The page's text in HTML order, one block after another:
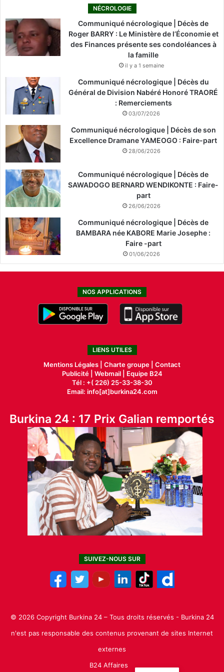
NÉCROLOGIE
Communiqué nécrologique | Décès de
Roger BARRY : Le Ministère de l’Économie et
des Finances présente ses condoléances à
la famille
il y a 1 semaine
Communiqué nécrologique | Décès du
Général de Division Nabéré Honoré TRAORÉ
: Remerciements
03/07/2026
Communiqué nécrologique | Décès de son
Excellence Dramane YAMEOGO : Faire-part
28/06/2026
Communiqué nécrologique | Décès de
SAWADOGO BERNARD WENDIKONTE : Faire-
part
26/06/2026
Communiqué nécrologique | Décès de
BAMBARA née KABORE Marie Josephe :
Faire -part
01/06/2026
NOS APPLICATIONS
LIENS UTILES
Mentions Légales | Charte groupe | Contact
Publicité| Webmail |
Equipe B24
Tél : +( 226) 25-33-38-30
Email: info[at]burkina24.com
Burkina 24 : 17 Prix Galian remportés
SUIVEZ-NOUS SUR
© 2026 Copyright Burkina 24 – Tous droits réservés - Burkina 24
n'est pas responsable des contenus provenant de sites Internet
externes
B24 Affaires